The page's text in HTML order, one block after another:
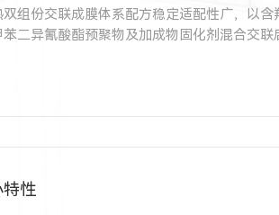
组份交联成膜体系配方稳定适配性广，以
二异氰酸酯预聚物及加成物固化剂混合交
性